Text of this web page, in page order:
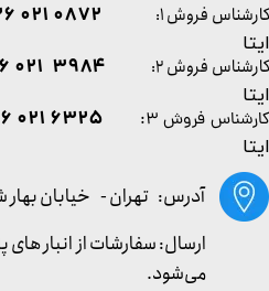
کارشناس فروش ۳: ۶۳۲۵ ۰۲۱ ۰۹۳۶
ایتا
آدرس: تهران - خیابان
کارشناس فروش ۱: 0872 021 0936
ایتا
کارشناس فروش ۲:
۳۹۸۴ ۰۲۱ ۰۹۳۶
ایتا
ارسال: سفارشات از انبار
می‌شود.